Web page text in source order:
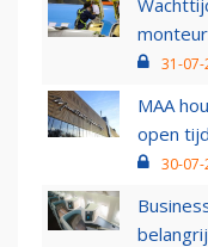
31-07-
MAA
open
30-